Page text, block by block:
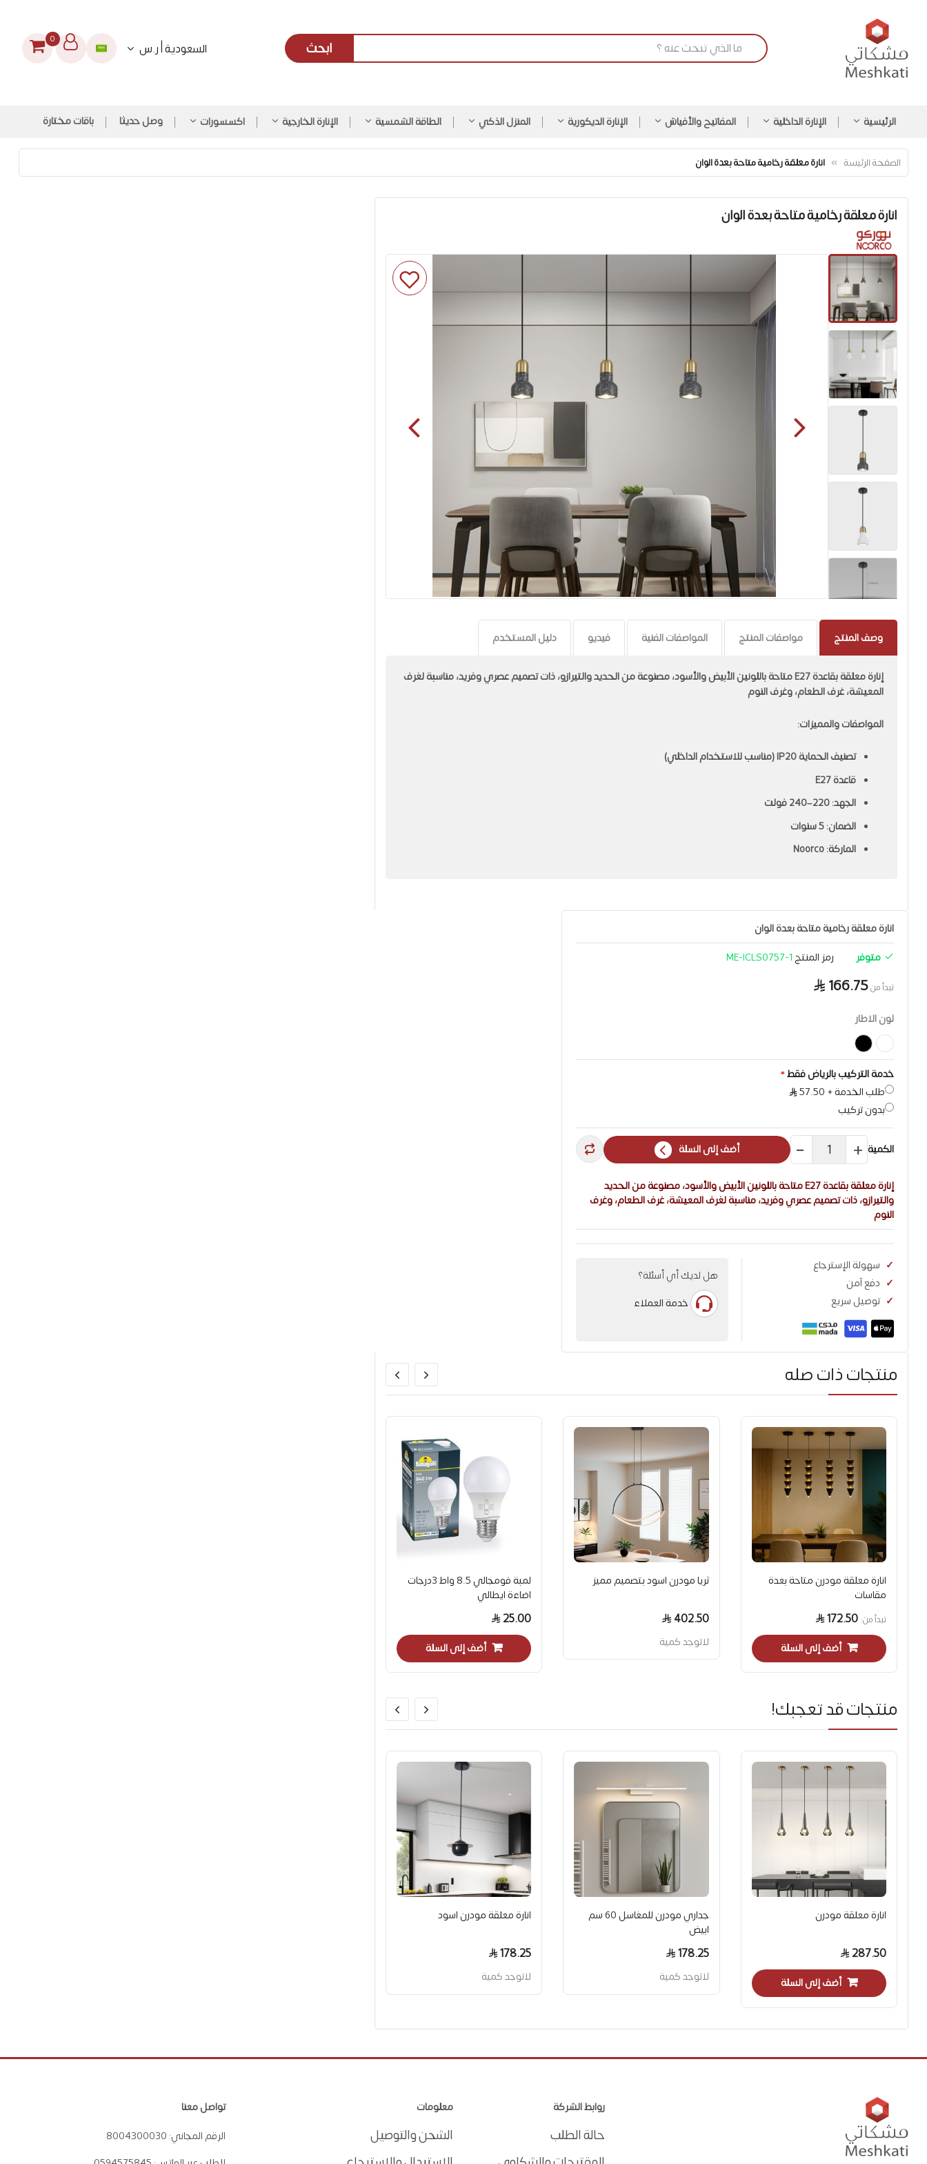
ابحث السعودية | ر.س
0
الرئيسية الإنارة الداخلية المفاتيح والأفياش الإنارة الديكورية المنزل الذكي الطاقة الشمسية الإنارة الخارجية اكسسورات وصل حديثا باقات مختارة
الصفحة الرئيسة انارة معلقة رخامية متاحة بعدة الوان
انارة معلقة رخامية متاحة بعدة الوان
انتقل
إلى
معرض
الصور
إلى
بدايةوصف المنتج مواصفات المنتج المواصفات الفنية فيديو دليل المستخدم
إنارة معلقة بقاعدة E27 متاحة باللونين الأبيض والأسود، مصنوعة من الحديد والتيرازو، ذات تصميم عصري وفريد، مناسبة لغرف
المعيشة، غرف الطعام، وغرف النوم​
المواصفات والمميزات:
تصنيف الحماية IP20 (مناسب للاستخدام الداخلي)
قاعدة E27
الجهد: 220–240 فولت
الضمان: 5 سنوات
الماركة: Noorco
انارة معلقة رخامية متاحة بعدة الوان
متوفر
رمز المنتج ME-ICLS0757-1
تبدأ من166.75
لون الاطار
خدمة التركيب بالرياض فقط
طلب الخدمة+
57.50
بدون تركيب
الكمية أضف إلى السلة
إنارة معلقة بقاعدة E27 متاحة باللونين الأبيض والأسود، مصنوعة من الحديد
والتيرازو، ذات تصميم عصري وفريد، مناسبة لغرف المعيشة، غرف الطعام، وغرف
النوم​
سهولة الإسترجاع
دفع آمن
توصيل سريع
هل لديك أي أسئلة؟
خدمة العملاء
منتجات ذات صله
لمبة فومجالي 8.5 واط 3درجات
اضاءة ايطالي
25.00
أضف إلى السلة
ثريا مودرن اسود بتصميم مميز
402.50
لاتوجد كمية
انارة معلقة مودرن متاحة بعدة
مقاسات
تبدأ من 172.50
أضف إلى السلة
منتجات قد تعجبك!
انارة معلقة مودرن اسود
178.25
لاتوجد كمية
جداري مودرن للمغاسل 60 سم
ابيض
178.25
لاتوجد كمية
انارة معلقة مودرن
287.50
أضف إلى السلة
روابط الشركة
حالة الطلب
معلومات
الشحن والتوصيل
تواصل معنا
الرقم المجاني: 8004300030